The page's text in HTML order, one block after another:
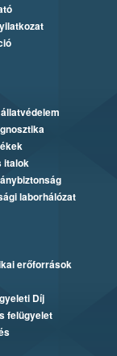
italok
laborhálózat
erőforrások
Díj
felügyelet